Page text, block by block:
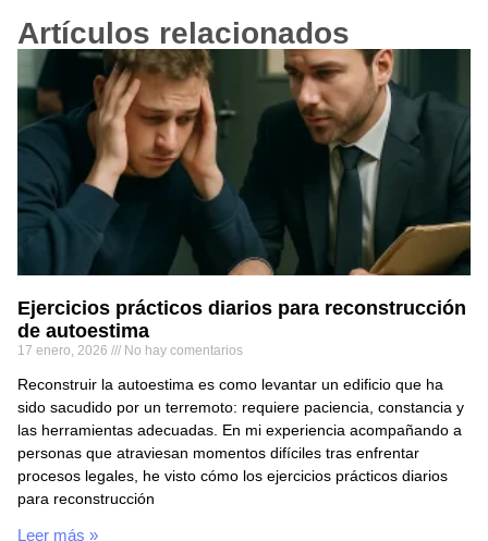
Artículos relacionados
Ejercicios prácticos diarios para reconstrucción
de autoestima
17 enero, 2026 No hay comentarios
Reconstruir la autoestima es como levantar un edificio que ha
sido sacudido por un terremoto: requiere paciencia, constancia y
las herramientas adecuadas. En mi experiencia acompañando a
personas que atraviesan momentos difíciles tras enfrentar
procesos legales, he visto cómo los ejercicios prácticos diarios
para reconstrucción
Leer más »